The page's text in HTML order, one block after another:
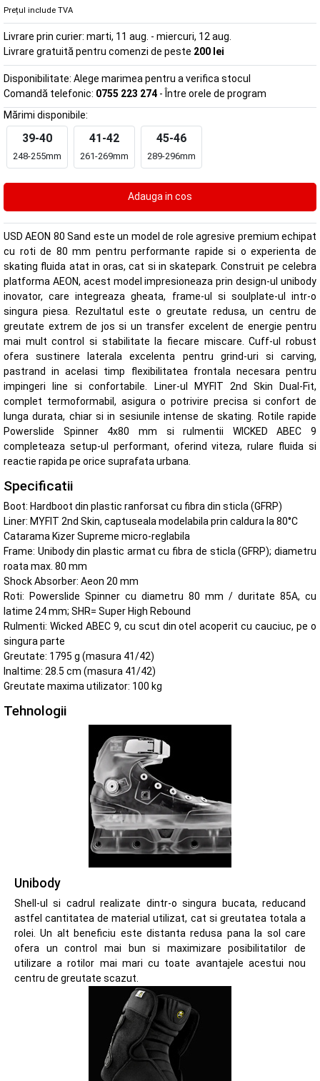
Prețul include TVA
Livrare prin curier: marti, 11 aug. - miercuri, 12 aug.
Livrare gratuită pentru comenzi de peste 200 lei
Disponibilitate: Alege marimea pentru a verifica stocul
Comandă telefonic: 0755 223 274 - Între orele de program
Mărimi disponibile:
39-40
248-255mm
41-42
261-269mm
45-46
289-296mm
USD AEON 80 Sand este un model de role agresive premium echipat
cu roti de 80 mm pentru performante rapide si o experienta de
skating fluida atat in oras, cat si in skatepark. Construit pe celebra
platforma AEON, acest model impresioneaza prin design-ul unibody
inovator, care integreaza gheata, frame-ul si soulplate-ul intr-o
singura piesa. Rezultatul este o greutate redusa, un centru de
greutate extrem de jos si un transfer excelent de energie pentru
mai mult control si stabilitate la fiecare miscare. Cuff-ul robust
ofera sustinere laterala excelenta pentru grind-uri si carving,
pastrand in acelasi timp flexibilitatea frontala necesara pentru
impingeri line si confortabile. Liner-ul MYFIT 2nd Skin Dual-Fit,
complet termoformabil, asigura o potrivire precisa si confort de
lunga durata, chiar si in sesiunile intense de skating. Rotile rapide
Powerslide Spinner 4x80 mm si rulmentii WICKED ABEC 9
completeaza setup-ul performant, oferind viteza, rulare fluida si
reactie rapida pe orice suprafata urbana.
Specificatii
Boot: Hardboot din plastic ranforsat cu fibra din sticla (GFRP)
Liner: MYFIT 2nd Skin, captuseala modelabila prin caldura la 80°C
Catarama Kizer Supreme micro-reglabila
Frame: Unibody din plastic armat cu fibra de sticla (GFRP); diametru
roata max. 80 mm
Shock Absorber: Aeon 20 mm
Roti: Powerslide Spinner cu diametru 80 mm / duritate 85A, cu
latime 24 mm; SHR= Super High Rebound
Rulmenti: Wicked ABEC 9, cu scut din otel acoperit cu cauciuc, pe o
singura parte
Greutate: 1795 g (masura 41/42)
Inaltime: 28.5 cm (masura 41/42)
Greutate maxima utilizator: 100 kg
Tehnologii
Unibody
Shell-ul si cadrul realizate dintr-o singura bucata, reducand
astfel cantitatea de material utilizat, cat si greutatea totala a
rolei. Un alt beneficiu este distanta redusa pana la sol care
ofera un control mai bun si maximizare posibilitatilor de
utilizare a rotilor mai mari cu toate avantajele acestui nou
centru de greutate scazut.